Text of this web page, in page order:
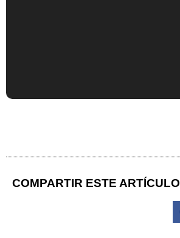
COMPARTIR ESTE ARTÍCULO